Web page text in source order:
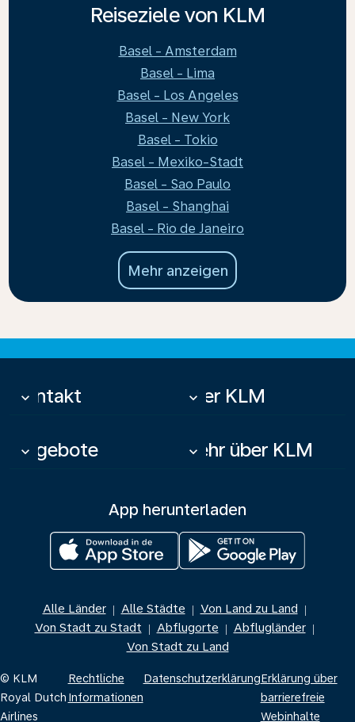
Reiseziele von KLM
Basel - Amsterdam
Basel - Lima
Basel - Los Angeles
Basel - New York
Basel - Tokio
Basel - Mexiko-Stadt
Basel - Sao Paulo
Basel - Shanghai
Basel - Rio de Janeiro
Mehr anzeigen
Kontakt
keyboard_arrow_down Über KLM
keyboard_arrow_down
Angebote
keyboard_arrow_down Mehr über KLM
keyboard_arrow_down
App herunterladen
Alle Länder | Alle Städte | Von Land zu Land |
Von Stadt zu Stadt | Abflugorte | Abflugländer |
Von Stadt zu Land
© KLM
Royal Dutch
Airlines
Rechtliche
Informationen
DatenschutzerklärungErklärung über
barrierefreie
Webinhalte